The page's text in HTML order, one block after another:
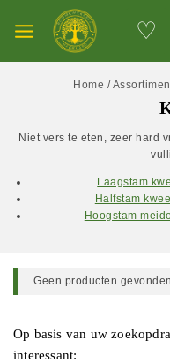
♡
Home /
Niet vers te eten, zeer hard
Laagstam
Halfstam
Hoogstam
Geen producten
Op basis van uw
interessant: